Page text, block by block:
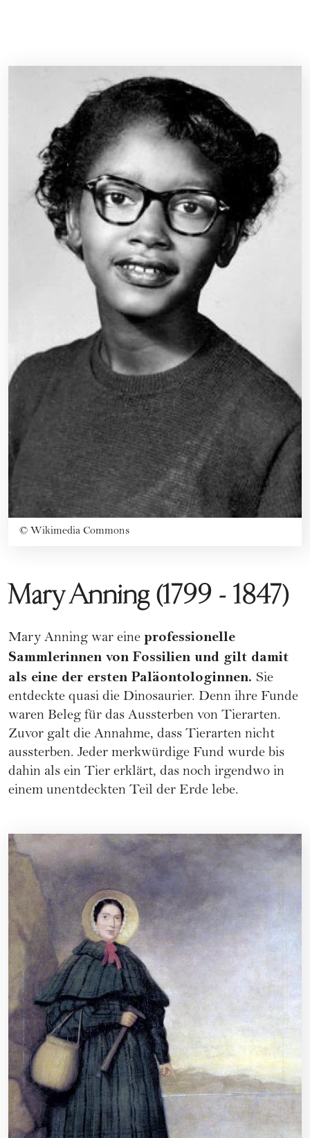
© Wikimedia Commons
Mary Anning (1799 - 1847)
Mary Anning war eine professionelle
Sammlerinnen von Fossilien und gilt damit
als eine der ersten Paläontologinnen. Sie
entdeckte quasi die Dinosaurier. Denn ihre Funde
waren Beleg für das Aussterben von Tierarten.
Zuvor galt die Annahme, dass Tierarten nicht
aussterben. Jeder merkwürdige Fund wurde bis
dahin als ein Tier erklärt, das noch irgendwo in
einem unentdeckten Teil der Erde lebe.